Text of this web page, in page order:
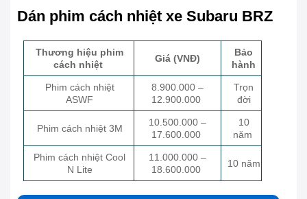
Dán phim cách nhiệt xe Subaru BRZ
Thương hiệu phim
cách nhiệt
Giá (VNĐ)
Bảo
hành
Phim cách nhiệt
ASWF
8.900.000 –
12.900.000
Trọn
đời
Phim cách nhiệt 3M
10.500.000 –
17.600.000
10
năm
Phim cách nhiệt Cool
N Lite
11.000.000 –
18.600.000
10 năm